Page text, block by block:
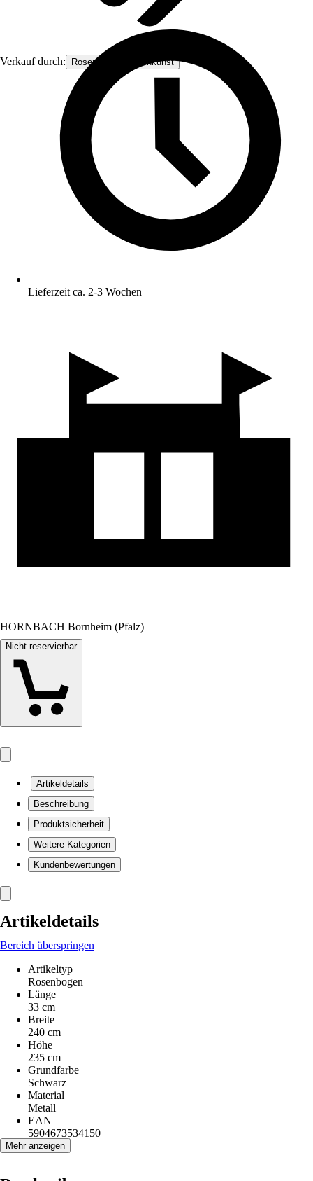
Verkauf durch: Rosenbogen-Gartenkunst
Lieferzeit ca. 2-3 Wochen
HORNBACH Bornheim (Pfalz)
Nicht reservierbar
Artikeldetails
Beschreibung
Produktsicherheit
Weitere Kategorien
Kundenbewertungen
Artikeldetails
Bereich überspringen
Artikeltyp
Rosenbogen
Länge
33 cm
Breite
240 cm
Höhe
235 cm
Grundfarbe
Schwarz
Material
Metall
EAN
5904673534150
Mehr anzeigen